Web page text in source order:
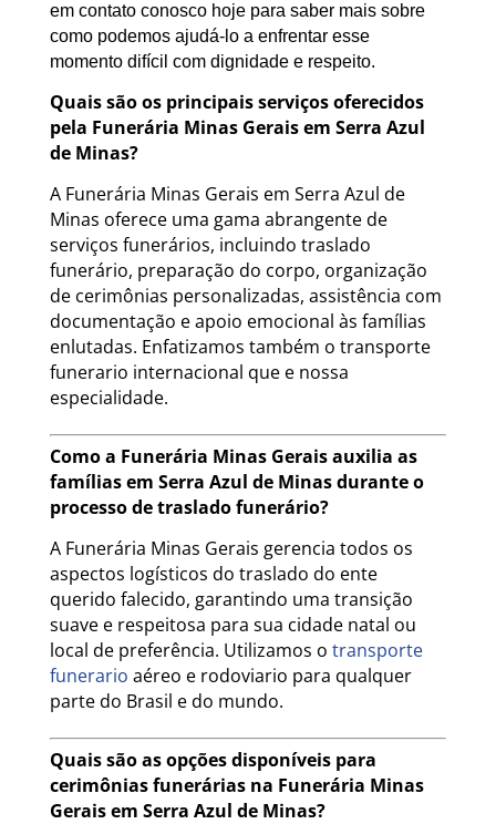
em contato conosco hoje para saber mais sobre
como podemos ajudá-lo a enfrentar esse
momento difícil com dignidade e respeito.
Quais são os principais serviços oferecidos
pela Funerária Minas Gerais em Serra Azul
de Minas?
A Funerária Minas Gerais em Serra Azul de
Minas oferece uma gama abrangente de
serviços funerários, incluindo traslado
funerário, preparação do corpo, organização
de cerimônias personalizadas, assistência com
documentação e apoio emocional às famílias
enlutadas. Enfatizamos também o transporte
funerario internacional que e nossa
especialidade.
Como a Funerária Minas Gerais auxilia as
famílias em Serra Azul de Minas durante o
processo de traslado funerário?
A Funerária Minas Gerais gerencia todos os
aspectos logísticos do traslado do ente
querido falecido, garantindo uma transição
suave e respeitosa para sua cidade natal ou
local de preferência. Utilizamos o transporte
funerario aéreo e rodoviario para qualquer
parte do Brasil e do mundo.
Quais são as opções disponíveis para
cerimônias funerárias na Funerária Minas
Gerais em Serra Azul de Minas?